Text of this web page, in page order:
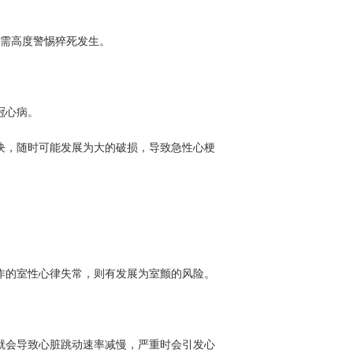
度警惕猝死发生。
病。
随时可能发展为大的破损，导致急性心梗
性心律失常，则有发展为室颤的风险。
导致心脏跳动速率减慢，严重时会引发心